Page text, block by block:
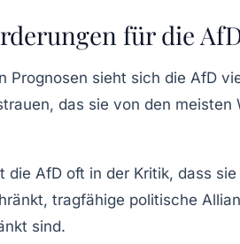
für die
Prognosen sieht sich die AfD
das sie von den
die AfD oft in der Kritik, dass
tragfähige politische
sind.